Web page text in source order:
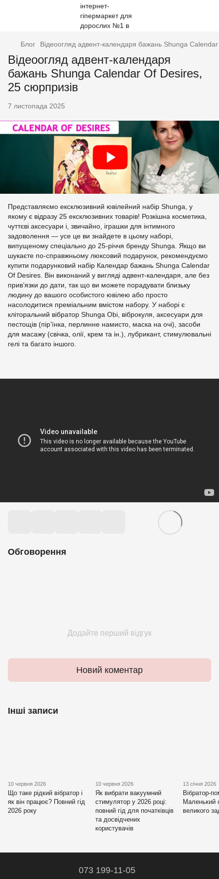
Блог Відеоогляд адвент-календаря бажань Shunga
Відеоогляд адвент-календаря
бажань Shunga Calendar Of Desires,
25 сюрпризів
7 листопада 2025
Представляємо ексклюзивний ювілейний набір Shunga, у
якому є відразу 25 ексклюзивних товарів! Розкішна косметика,
чуттєві аксесуари і, звичайно, іграшки для інтимного
задоволення — усе це ви знайдете в цьому наборі,
випущеному спеціально до 25-річчя бренду Shunga. Якщо ви
шукаєте по-справжньому люксовий подарунок, рекомендуємо
купити подарунковий набір Календар бажань Shunga Calendar
Of Desires. Він виконаний у вигляді адвент-календаря, але без
прив’язки до дати, так що ви можете порадувати близьку
людину до вашого особистого ювілею або просто
насолодитися преміальним вмістом набору. У наборі є
кліторальний вібратор Shunga Obi, віброкуля, аксесуари для
пестощів (пір’їнка, перлинне намисто, маска на очі), засоби
для масажу (свічка, олії, крем та ін.), лубрикант, стимулювальні
гелі та багато іншого.
Обговорення
Додайте перший відгук
Новий коментар
Інші записи
10 червня 2026
Що таке рідкий вібратор і
як він працює? Повний гід
2026 року
10 червня 2026
Як вибрати вакуумний
стимулятор у 2026 році:
повний гід для початківців
та досвідчених
користувачів
13 січня 2026
Вібратор-
Маленький
великого
073 199-11-05